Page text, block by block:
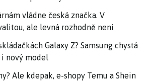
vládne česká značka. V
ale levná rozhodně není
Galaxy Z? Samsung chystá
nový model
Ale kdepak, e-shopy Temu a Shein